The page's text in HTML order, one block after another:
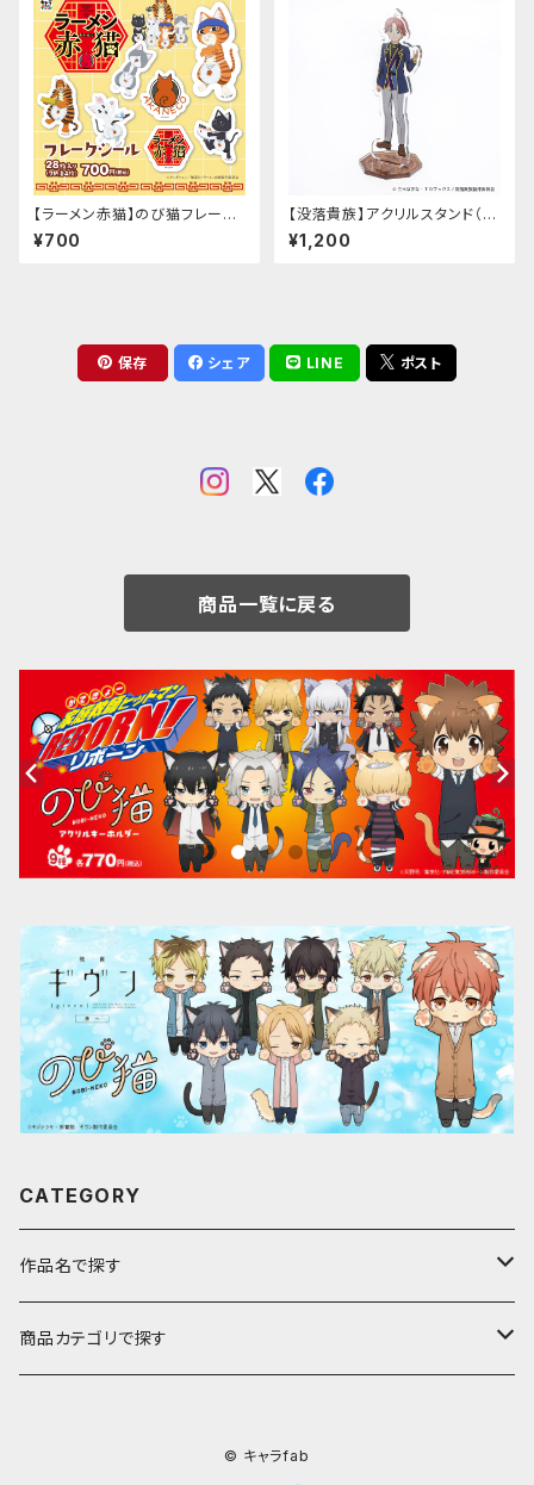
【ラーメン赤猫】のび猫フレーク
シール
¥700
【没落貴族】アクリルスタンド（リ
アム）
¥1,200
保存 シェア LINE ポスト
商品一覧に戻る
CATEGORY
作品名で探す
ア行
商品カテゴリで探す
© キャラfab